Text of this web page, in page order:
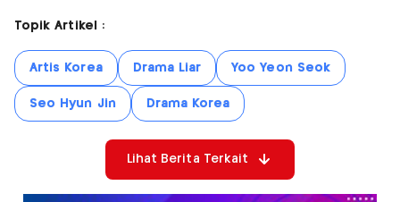
Topik Artikel :
Artis Korea Drama Liar Yoo Yeon Seok
Seo Hyun Jin Drama Korea
Lihat Berita Terkait